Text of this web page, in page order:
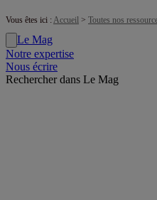
Vous êtes ici :Accueil > Toutes nos
Le Mag
Notre expertise
Nous écrire
Rechercher dans Le Mag